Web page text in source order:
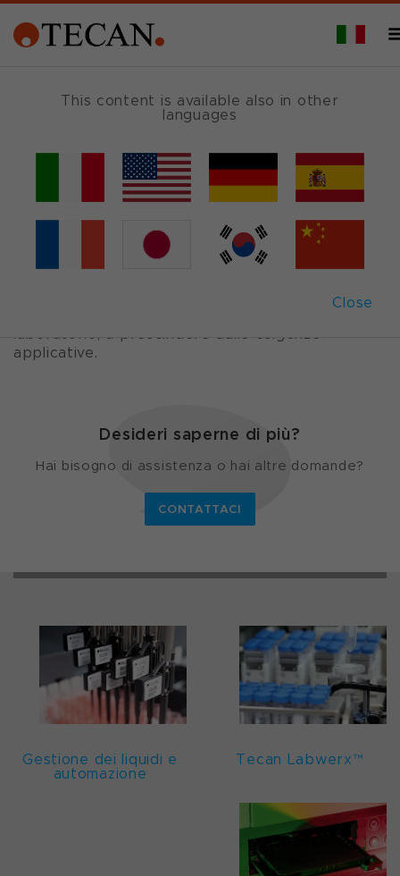
This content is available also in other
languages
Close
Prodotti
Siamo leader mondiali nella fornitura di prodotti
per l’automazione di laboratorio nelle scienze
della vita e nei relativi settori applicativi.
La nostra ampia gamma di prodotti flessibili e
laboratorio, a prescindere dalle esigenze
applicative.
Desideri saperne di più?
Hai bisogno di assistenza o hai altre domande?
CONTATTACI
Gestione dei liquidi e
automazione
Tecan Labwerx™